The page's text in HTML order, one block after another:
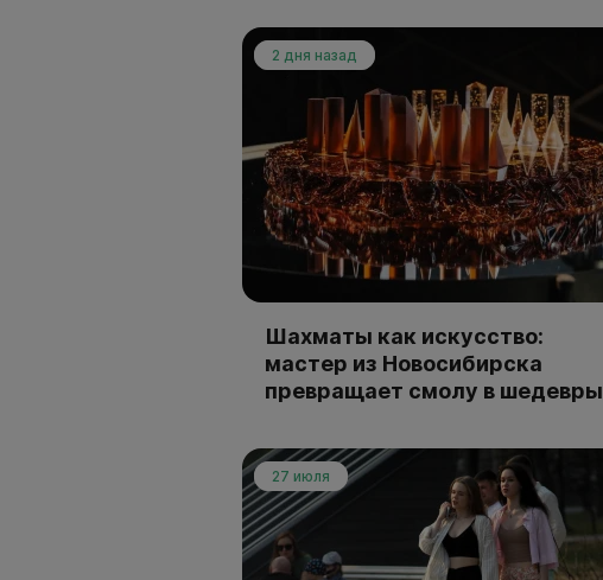
2 дня назад
Шахматы как искусство:
мастер из Новосибирска
превращает смолу в шедевры
27 июля